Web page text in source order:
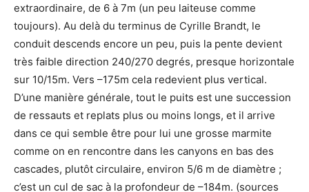
extraordinaire, de 6 à 7m (un peu laiteuse comme
toujours). Au delà du terminus de Cyrille Brandt, le
conduit descends encore un peu, puis la pente devient
très faible direction 240/270 degrés, presque horizontale
sur 10/15m. Vers –175m cela redevient plus vertical.
D’une manière générale, tout le puits est une succession
de ressauts et replats plus ou moins longs, et il arrive
dans ce qui semble être pour lui une grosse marmite
comme on en rencontre dans les canyons en bas des
cascades, plutôt circulaire, environ 5/6 m de diamètre ;
c’est un cul de sac à la profondeur de –184m. (sources